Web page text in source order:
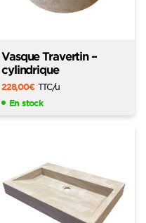
Vasque Travertin –
cylindrique
228,00€ TTC/u
En stock